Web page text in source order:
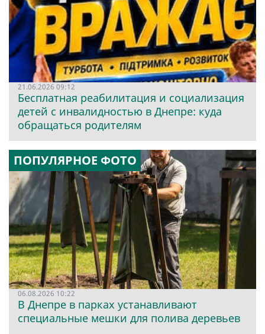
21.06.2026 09:12
Бесплатная реабилитация и социализация
детей с инвалидностью в Днепре: куда
обращаться родителям
ПОПУЛЯРНОЕ ФОТО
06.08.2026 10:22
В Днепре в парках устанавливают
специальные мешки для полива деревьев